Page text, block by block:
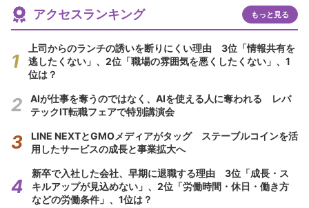
アクセスランキング もっと見る
上司からのランチの誘いを断りにくい理由 3位「情報共有を
逃したくない」、2位「職場の雰囲気を悪くしたくない」、1
位は？
AIが仕事を奪うのではなく、AIを使える人に奪われる レバ
テックIT転職フェアで特別講演会
LINE NEXTとGMOメディアがタッグ ステーブルコインを活
用したサービスの成長と事業拡大へ
新卒で入社した会社、早期に退職する理由 3位「成長・ス
キルアップが見込めない」、2位「労働時間・休日・働き方
などの労働条件」、1位は？